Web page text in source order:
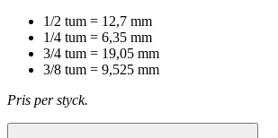
1/2 tum = 12,7 mm
1/4 tum = 6,35 mm
3/4 tum = 19,05 mm
3/8 tum = 9,525 mm
Pris per styck.